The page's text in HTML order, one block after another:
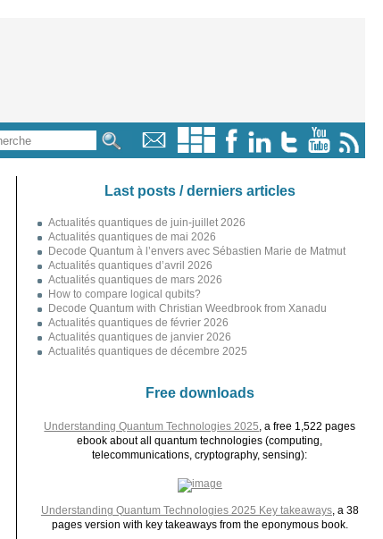
Last posts / derniers articles
Actualités quantiques de juin-juillet 2026
Actualités quantiques de mai 2026
Decode Quantum à l’envers avec Sébastien Marie de Matmut
Actualités quantiques d’avril 2026
Actualités quantiques de mars 2026
How to compare logical qubits?
Decode Quantum with Christian Weedbrook from Xanadu
Actualités quantiques de février 2026
Actualités quantiques de janvier 2026
Actualités quantiques de décembre 2025
Free downloads
Understanding Quantum Technologies 2025 , a free 1,522 pages
ebook about all quantum technologies (computing,
telecommunications, cryptography, sensing):
Understanding Quantum Technologies 2025 Key takeaways, a 38
pages version with key takeaways from the eponymous book.